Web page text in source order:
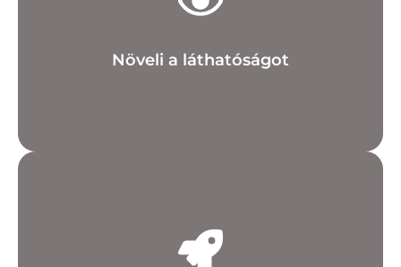
Növeli a láthatóságot
legtöbb időt töltik.